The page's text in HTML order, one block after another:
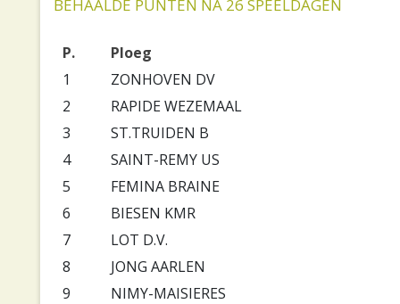
BEHAALDE PUNTEN NA 26 SPEELDAGEN
P.
Ploeg
1
ZONHOVEN DV
2
RAPIDE WEZEMAAL
3
ST.TRUIDEN B
4
SAINT-REMY US
5
FEMINA BRAINE
6
BIESEN KMR
7
LOT D.V.
8
JONG AARLEN
9
NIMY-MAISIERES